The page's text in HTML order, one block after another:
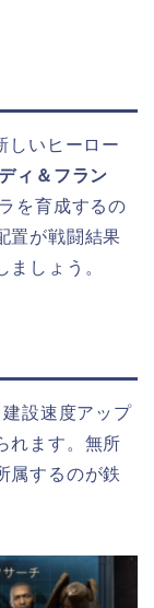
しいヒーロー
ィ＆フラン
を育成するの
置が戦闘結果
しょう。
設速度アップ
れます。無所
属するのが鉄